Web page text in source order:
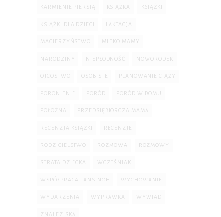
KARMIENIE PIERSIĄ KSIĄŻKA KSIĄŻKI
KSIĄŻKI DLA DZIECI LAKTACJA
MACIERZYŃSTWO MLEKO MAMY
NARODZINY NIEPŁODNOŚĆ NOWORODEK
OJCOSTWO OSOBISTE PLANOWANIE CIĄŻY
PORONIENIE PORÓD PORÓD W DOMU
POŁOŻNA PRZEDSIĘBIORCZA MAMA
RECENZJA KSIĄŻKI RECENZJE
RODZICIELSTWO ROZMOWA ROZMOWY
STRATA DZIECKA WCZEŚNIAK
WSPÓŁPRACA LANSINOH WYCHOWANIE
WYDARZENIA WYPRAWKA WYWIAD
ZNALEZISKA